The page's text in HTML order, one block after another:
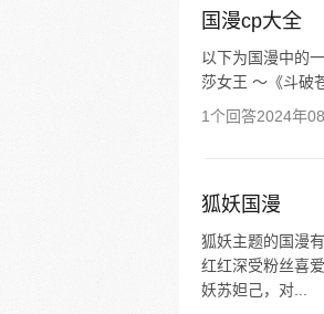
国漫cp大全
以下为国漫中的
莎女王 ～《斗破
1个回答2024年
狐妖国漫
狐妖主题的国漫
红红深受粉丝喜
妖苏妲己，对...